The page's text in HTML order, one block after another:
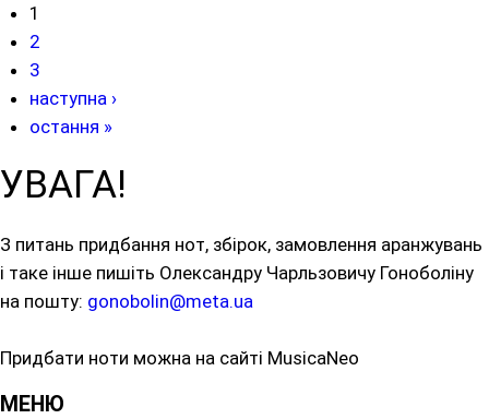
1
2
3
наступна ›
остання »
УВАГА!
З питань придбання нот, збірок, замовлення аранжувань
і таке інше пишіть Олександру Чарльзовичу Гоноболіну
на пошту: gonobolin@meta.ua
Придбати ноти можна на сайті MusicaNeo
МЕНЮ